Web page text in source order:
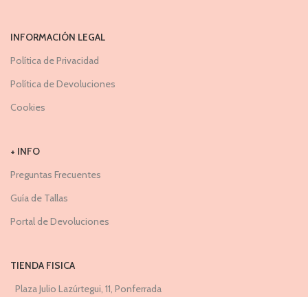
INFORMACIÓN LEGAL
Política de Privacidad
Política de Devoluciones
Cookies
+ INFO
Preguntas Frecuentes
Guía de Tallas
Portal de Devoluciones
TIENDA FISICA
Plaza Julio Lazúrtegui, 11, Ponferrada